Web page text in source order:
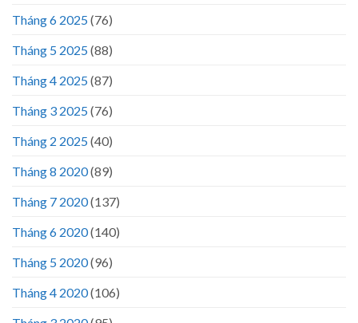
Tháng 6 2025(76)
Tháng 5 2025(88)
Tháng 4 2025(87)
Tháng 3 2025(76)
Tháng 2 2025(40)
Tháng 8 2020(89)
Tháng 7 2020(137)
Tháng 6 2020(140)
Tháng 5 2020(96)
Tháng 4 2020(106)